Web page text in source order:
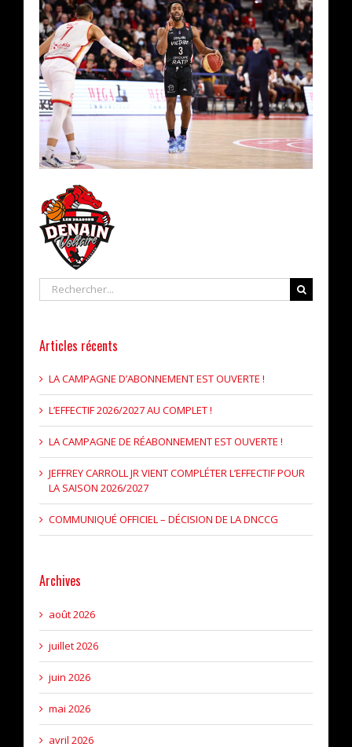
Rechercher
Articles récents
LA CAMPAGNE D’ABONNEMENT EST OUVERTE !
L’EFFECTIF 2026/2027 AU COMPLET !
LA CAMPAGNE DE RÉABONNEMENT EST OUVERTE !
JEFFREY CARROLL JR VIENT COMPLÉTER L’EFFECTIF POUR
LA SAISON 2026/2027
COMMUNIQUÉ OFFICIEL – DÉCISION DE LA DNCCG
Archives
août 2026
juillet 2026
juin 2026
mai 2026
avril 2026